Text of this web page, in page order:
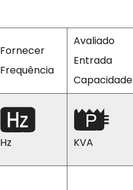
Fornecer
Frequência
Avaliado
Entrada
Capacidade
Hz KVA